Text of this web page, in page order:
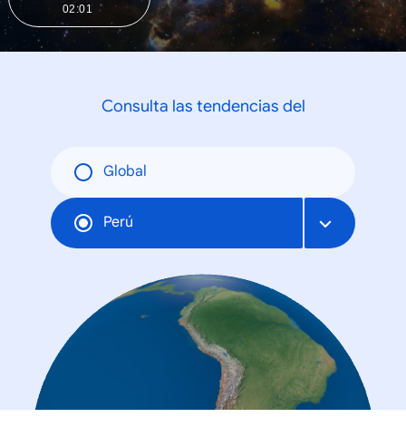
02:01
Consulta las tendencias del
Global
Perú